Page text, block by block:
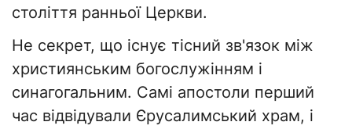
століття ранньої Церкви.
Не секрет, що існує тісний зв'язок між
християнським богослужінням і
синагогальним. Самі апостоли перший
час відвідували Єрусалимський храм, і